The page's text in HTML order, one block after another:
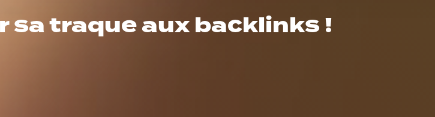
sa traque aux backlinks !